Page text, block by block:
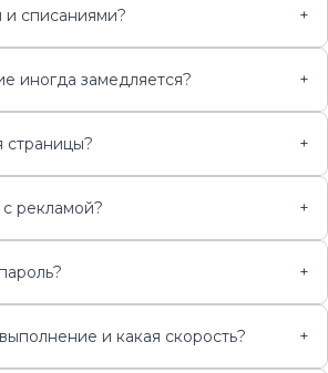
и списаниями? +
иногда замедляется? +
страницы? +
рекламой? +
+
и какая скорость? +